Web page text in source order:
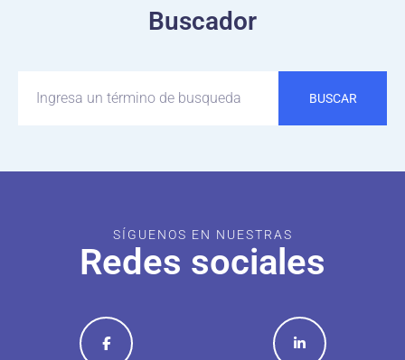
Buscador
BUSCAR
SÍGUENOS EN NUESTRAS
Redes sociales